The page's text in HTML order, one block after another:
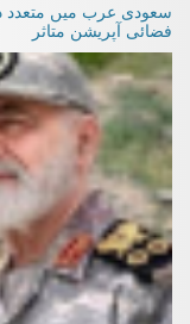
سعودی عرب میں متعدد
فضائی آپریشن متاثر